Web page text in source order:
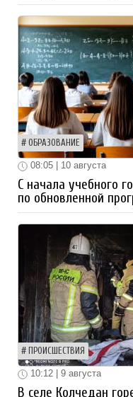
ОБРАЗОВАНИЕ
08:05 | 10 августа
С начала учебного
по обновленной
ПРОИСШЕСТВИЯ
10:12 | 9 августа
В селе Колчедан